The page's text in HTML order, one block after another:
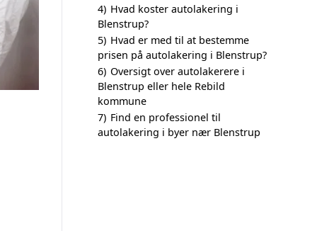
4) Hvad koster autolakering i
Blenstrup?
5) Hvad er med til at bestemme
prisen på autolakering i Blenstrup?
6) Oversigt over autolakerere i
Blenstrup eller hele Rebild
kommune
7) Find en professionel til
autolakering i byer nær Blenstrup